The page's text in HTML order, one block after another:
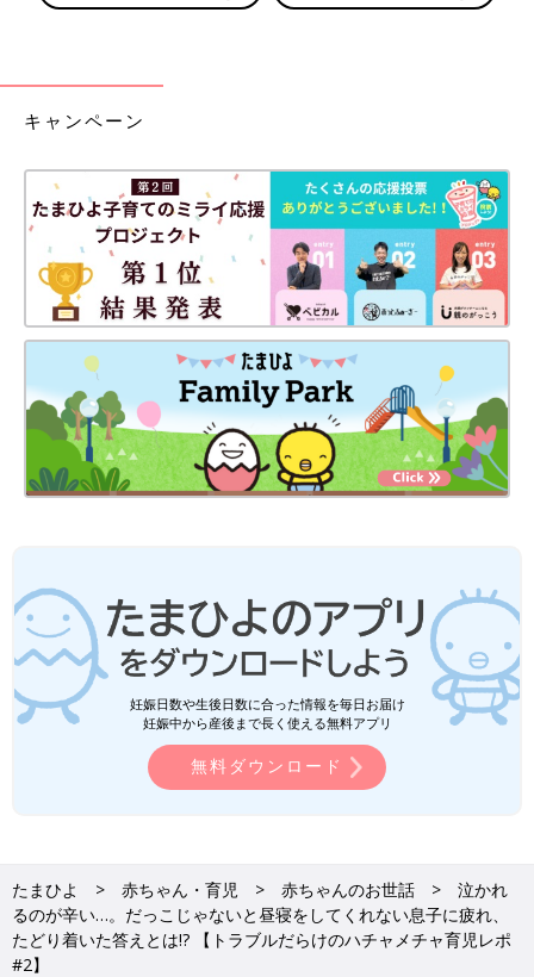
キャンペーン
妊娠日数や生後日数に合った情報を毎日お届け
妊娠中から産後まで長く使える無料アプリ
無料ダウンロード
たまひよ 赤ちゃん・育児 赤ちゃんのお世話
泣かれ
るのが辛い…。だっこじゃないと昼寝をしてくれない息子に疲れ、
たどり着いた答えとは!? 【トラブルだらけのハチャメチャ育児レポ
#2】